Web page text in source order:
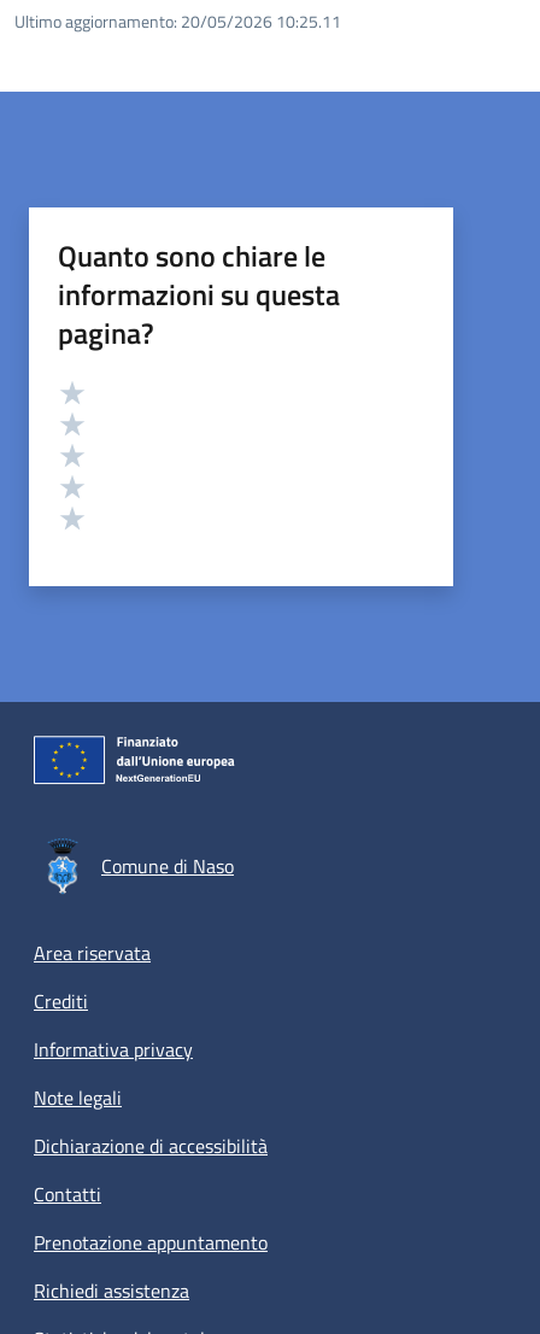
Ultimo aggiornamento: 20/05/2026 10:25.11
Quanto sono chiare le
informazioni su questa
pagina?
Valutazione
Comune di Naso
Footer menu
Area riservata
Crediti
Informativa privacy
Note legali
Dichiarazione di accessibilità
Contatti
Prenotazione appuntamento
Richiedi assistenza